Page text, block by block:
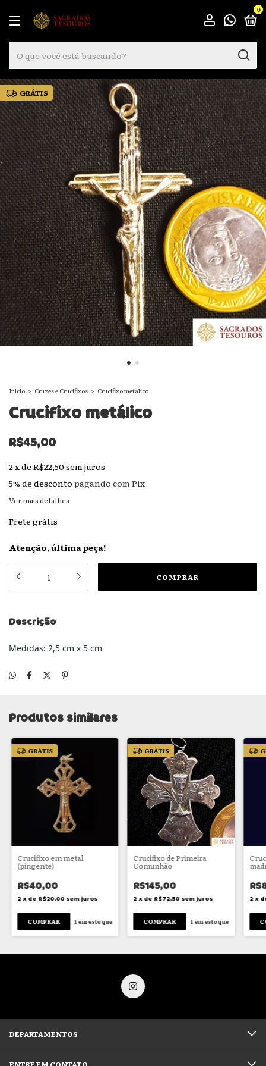
0
GRÁTIS
Início > Cruzes e Crucifixos > Crucifixo metálico
Crucifixo metálico
R$45,00
2xde R$22,50 sem juros
5% de desconto pagando com Pix
Ver mais detalhes
Frete grátis
Atenção, última peça!
Descrição
Medidas: 2,5 cm x 5 cm
Produtos similares
GRÁTIS
Crucifixo em metal
(pingente)
R$40,00
2 x de R$20,00 sem juros
1 em estoque
GRÁTIS
Crucifixo de Primeira
Comunhão
R$145,00
2 x de R$72,50 sem juros
1 em estoque
2 x
DEPARTAMENTOS